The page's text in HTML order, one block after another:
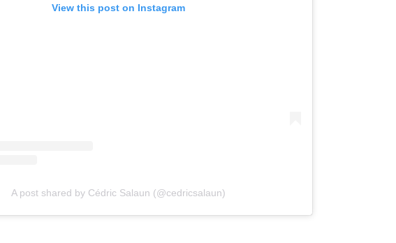
View this post on Instagram
A post shared by Cédric Salaun (@cedricsalaun)